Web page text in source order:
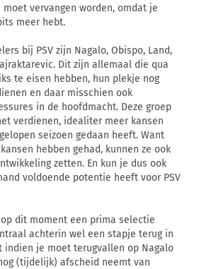
vervangen worden, omdat je
meer hebt.
bij PSV zijn Nagalo, Obispo, Land,
Dit zijn allemaal die qua
te eisen hebben, hun plekje nog
en daar misschien ook
in de hoofdmacht. Deze groep
verdienen, idealiter meer kansen
seizoen gedaan heeft. Want
hebben gehad, kunnen ze ook
zetten. En kun je dus ook
voldoende potentie heeft voor PSV
op dit moment een prima selectie
achterin wel een stapje terug in
indien je moet terugvallen op Nagalo
(tijdelijk) afscheid neemt van